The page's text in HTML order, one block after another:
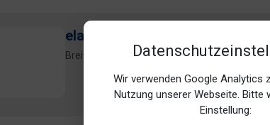
Wir verwenden Google Analytics
Nutzung unserer Webseite. Bitte
Einstellung:
ela-soft GmbH
Breitenbach- 10, 13509 Berlin